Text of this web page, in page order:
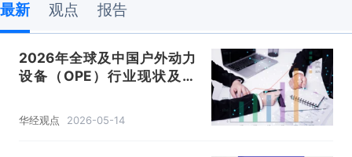
最新 观点 报告
2026年全球及中国户外动力
设备（OPE）行业现状及趋
用有望成为标配「图」
华经观点 2026-05-14